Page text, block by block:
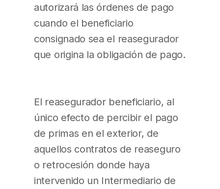
autorizará las órdenes de pago
cuando el beneficiario
consignado sea el reasegurador
que origina la obligación de pago.
El reasegurador beneficiario, al
único efecto de percibir el pago
de primas en el exterior, de
aquellos contratos de reaseguro
o retrocesión donde haya
intervenido un Intermediario de